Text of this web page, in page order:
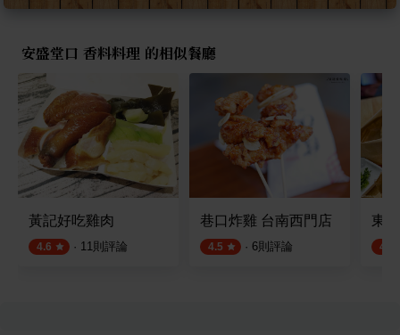
安盛堂口 香料料理 的相似餐廳
黃記好吃雞肉
4.6 · 11則評論
巷口炸雞 台南西門店
4.5 · 6則評論
東
4.5